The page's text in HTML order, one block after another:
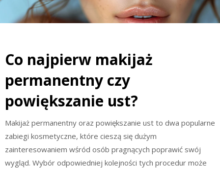
Co najpierw makijaż
permanentny czy
powiększanie ust?
Makijaż permanentny oraz powiększanie ust to dwa popularne
zabiegi kosmetyczne, które cieszą się dużym
zainteresowaniem wśród osób pragnących poprawić swój
wygląd. Wybór odpowiedniej kolejności tych procedur może